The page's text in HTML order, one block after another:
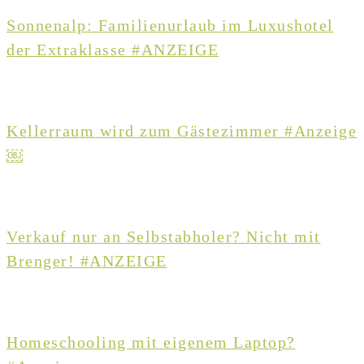
Sonnenalp: Familienurlaub im Luxushotel
der Extraklasse #ANZEIGE
Kellerraum wird zum Gästezimmer #Anzeige
￼
Verkauf nur an Selbstabholer? Nicht mit
Brenger! #ANZEIGE
Homeschooling mit eigenem Laptop?